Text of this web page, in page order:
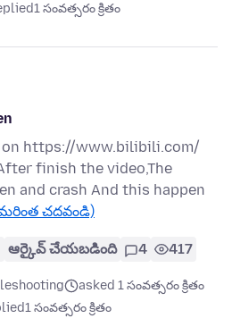
1 సంవత్సరం క్రితం
on https://www.bilibili.com/
finish the video,The
and crash And this happen
చదవండి)
ఆర్కైవ్ చేయబడింది 4 417
asked 1 సంవత్సరం క్రితం
1 సంవత్సరం క్రితం